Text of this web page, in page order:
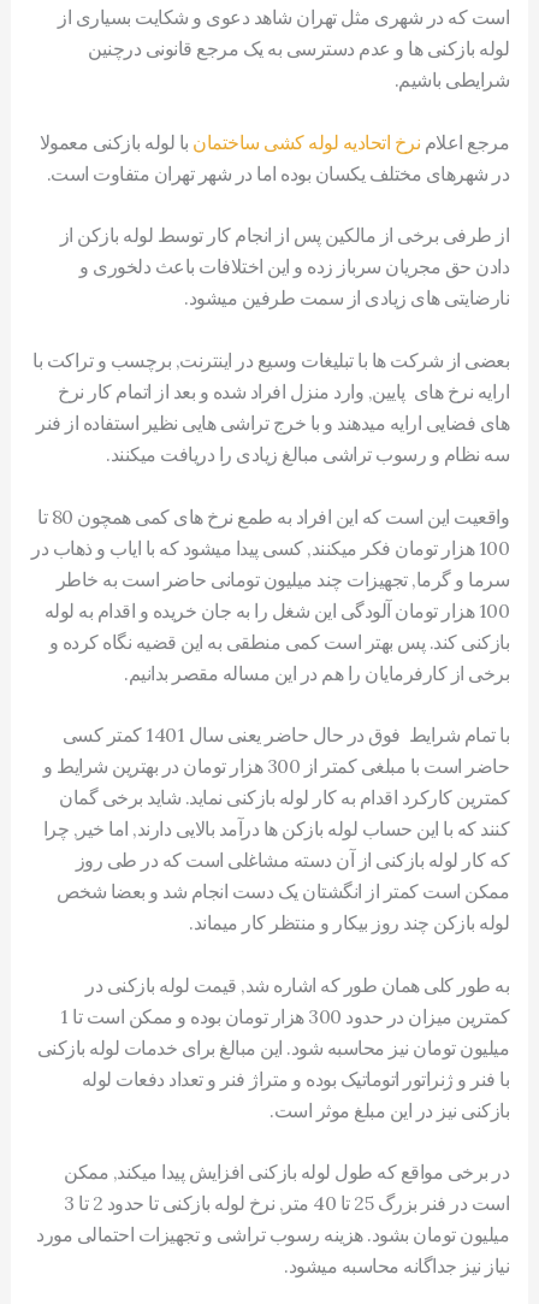
است که در شهری مثل تهران شاهد دعوی و شکایت بسیاری از
لوله بازکنی ها و عدم دسترسی به یک مرجع قانونی درچنین
شرایطی باشیم.
مرجع اعلام نرخ اتحادیه لوله کشی ساختمان با لوله بازکنی معمولا
در شهرهای مختلف یکسان بوده اما در شهر تهران متفاوت است.
از طرفی برخی از مالکین پس از انجام کار توسط لوله بازکن از
دادن حق مجریان سرباز زده و این اختلافات باعث دلخوری و
نارضایتی های زیادی از سمت طرفین میشود.
بعضی از شرکت ها با تبلیغات وسیع در اینترنت, برچسب و تراکت با
ارایه نرخ های پایین, وارد منزل افراد شده و بعد از اتمام کار نرخ
های فضایی ارایه میدهند و با خرج تراشی هایی نظیر استفاده از فنر
سه نظام و رسوب تراشی مبالغ زیادی را دریافت میکنند.
واقعیت این است که این افراد به طمع نرخ های کمی همچون 80 تا
100 هزار تومان فکر میکنند, کسی پیدا میشود که با ایاب و ذهاب در
سرما و گرما, تجهیزات چند میلیون تومانی حاضر است به خاطر
100 هزار تومان آلودگی این شغل را به جان خریده و اقدام به لوله
بازکنی کند. پس بهتر است کمی منطقی به این قضیه نگاه کرده و
برخی از کارفرمایان را هم در این مساله مقصر بدانیم.
با تمام شرایط فوق در حال حاضر یعنی سال 1401 کمتر کسی
حاضر است با مبلغی کمتر از 300 هزار تومان در بهترین شرایط و
کمترین کارکرد اقدام به کار لوله بازکنی نماید. شاید برخی گمان
کنند که با این حساب لوله بازکن ها درآمد بالایی دارند, اما خیر, چرا
که کار لوله بازکنی از آن دسته مشاغلی است که در طی روز
ممکن است کمتر از انگشتان یک دست انجام شد و بعضا شخص
لوله بازکن چند روز بیکار و منتظر کار میماند.
به طور کلی همان طور که اشاره شد, قیمت لوله بازکنی در
کمترین میزان در حدود 300 هزار تومان بوده و ممکن است تا 1
میلیون تومان نیز محاسبه شود. این مبالغ برای خدمات لوله بازکنی
با فنر و ژنراتور اتوماتیک بوده و متراژ فنر و تعداد دفعات لوله
بازکنی نیز در این مبلغ موثر است.
در برخی مواقع که طول لوله بازکنی افزایش پیدا میکند, ممکن
است در فنر بزرگ 25 تا 40 متر, نرخ لوله بازکنی تا حدود 2 تا 3
میلیون تومان بشود. هزینه رسوب تراشی و تجهیزات احتمالی مورد
نیاز نیز جداگانه محاسبه میشود.